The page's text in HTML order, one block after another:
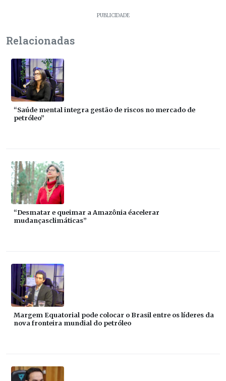
PUBLICIDADE
Relacionadas
“Saúde mental integra gestão de riscos no mercado de
petróleo”
“Desmatar e queimar a Amazônia éacelerar
mudançasclimáticas”
Margem Equatorial pode colocar o Brasil entre os líderes da
nova fronteira mundial do petróleo